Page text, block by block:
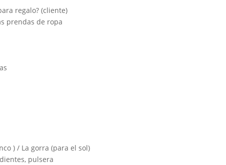
regalo? (cliente)
prendas de ropa
) / La gorra (para el sol)
pulsera